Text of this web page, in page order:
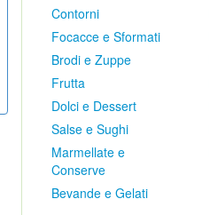
Contorni
Focacce e Sformati
Brodi e Zuppe
Frutta
Dolci e Dessert
Salse e Sughi
Marmellate e
Conserve
Bevande e Gelati